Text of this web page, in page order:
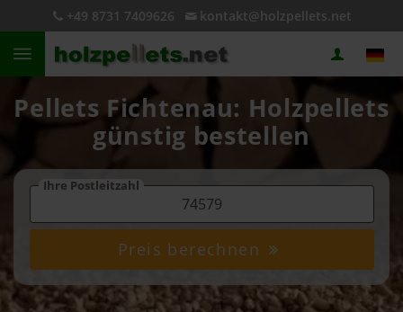
+49 8731 7409626 kontakt@holzpellets.net
Pellets Fichtenau: Holzpellets
günstig bestellen
Ihre Postleitzahl
Preis berechnen